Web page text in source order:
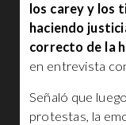
los carey y los
haciendo
correcto de la
en entrevista
Señaló que
protestas, la